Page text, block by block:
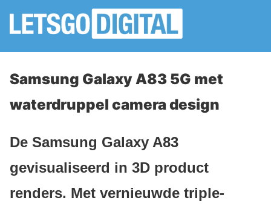
Samsung Galaxy A83 5G met
waterdruppel camera design
De Samsung Galaxy A83
gevisualiseerd in 3D product
renders. Met vernieuwde triple-